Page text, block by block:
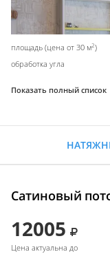
площадь (цена от 30 м2)
обработка угла
Показать полный список
Сатиновый
12005
Цена актуальна до